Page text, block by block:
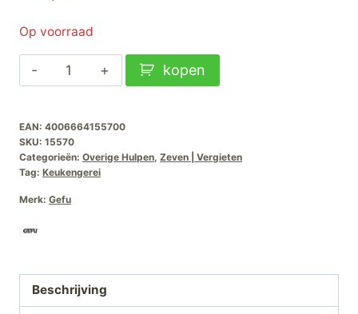
Op voorraad
Gefu
Inmaaktrechter
aantal
kopen
EAN: 4006664155700
SKU: 15570
Categorieën: Overige Hulpen, Zeven | Vergieten
Tag: Keukengerei
Merk: Gefu
Beschrijving